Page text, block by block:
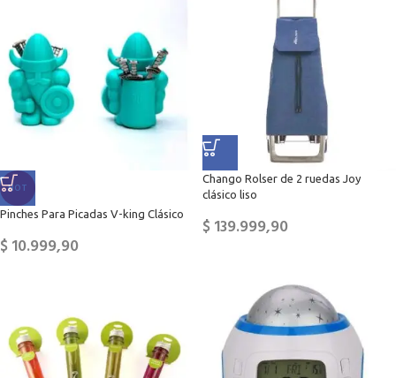
HOT
Pinches Para Picadas V-king Clásico
$10.999,90
Chango Rolser de 2 ruedas Joy
clásico liso
$139.999,90